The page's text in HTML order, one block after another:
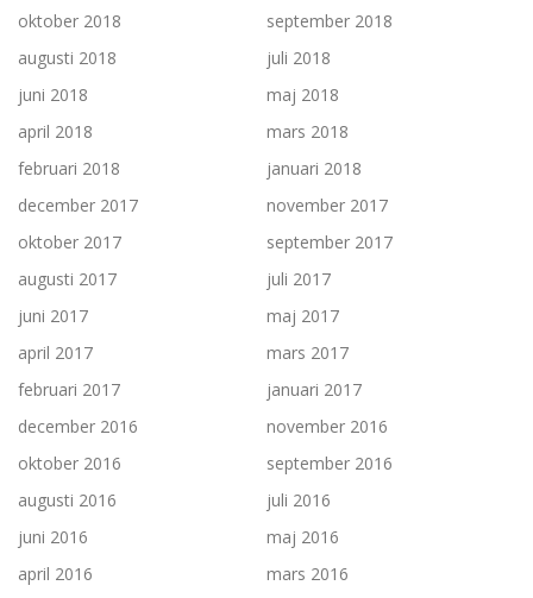
oktober 2018
september 2018
augusti 2018
juli 2018
juni 2018
maj 2018
april 2018
mars 2018
februari 2018
januari 2018
december 2017
november 2017
oktober 2017
september 2017
augusti 2017
juli 2017
juni 2017
maj 2017
april 2017
mars 2017
februari 2017
januari 2017
december 2016
november 2016
oktober 2016
september 2016
augusti 2016
juli 2016
juni 2016
maj 2016
april 2016
mars 2016